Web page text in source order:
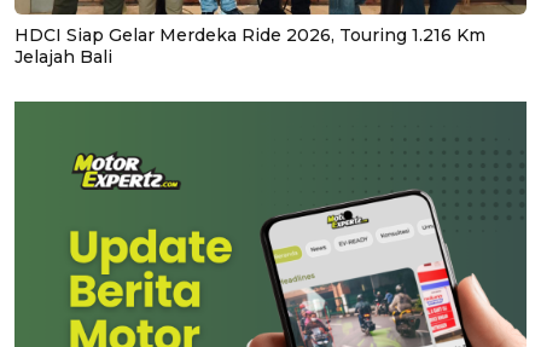
HDCI Siap Gelar Merdeka Ride 2026, Touring 1.216 Km
Jelajah Bali